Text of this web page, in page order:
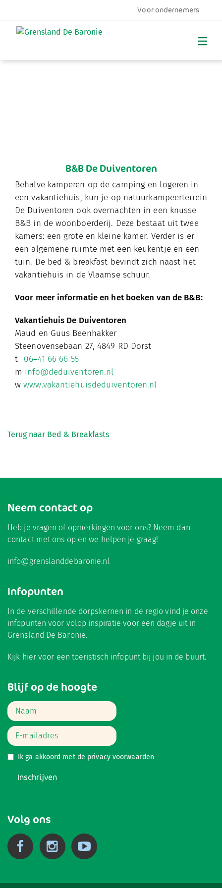
Voor ondernemers
B&B De Duiventoren
Behalve kamperen op de camping en logeren in
een vakantiehuis, kun je op natuurkampeerterrein
De Duiventoren ook overnachten in een knusse
B&B in de woonboerderij. Deze bestaat uit twee
kamers: een grote en kleine kamer. Verder is er
een algemene ruimte met een keukentje en een
tuin. De bed & breakfast bevindt zich naast het
vakantiehuis in de Vlaamse schuur.
Voor meer informatie en het boeken van de B&B:
Vakantiehuis De Duiventoren
Maud en Guus Beenhakker
Steenovensebaan 27, 4849 RD Dorst
t
06–41 66 66 55
m info@deduiventoren.nl
wwww.vakantiehuisdeduiventoren.nl
Terug naar Bed & Breakfasts
Neem contact op
Heb je vragen of opmerkingen voor ons? Neem dan
contact met ons op en we helpen je graag!
info@grenslanddebaronie.nl
Infopunten
In de verschillende dorpskernen in de regio vind je onze
infopunten voor volop inspiratie voor een dagje uit in
Grensland De Baronie.
Kijk hiervoor een toeristisch infopunt bij jou in de buurt.
Blijf op de hoogte
Ik ga akkoord met de privacy voorwaarden
Inschrijven
Volg ons